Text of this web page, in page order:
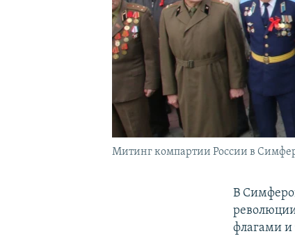
Митинг компартии России в
В
флагами и